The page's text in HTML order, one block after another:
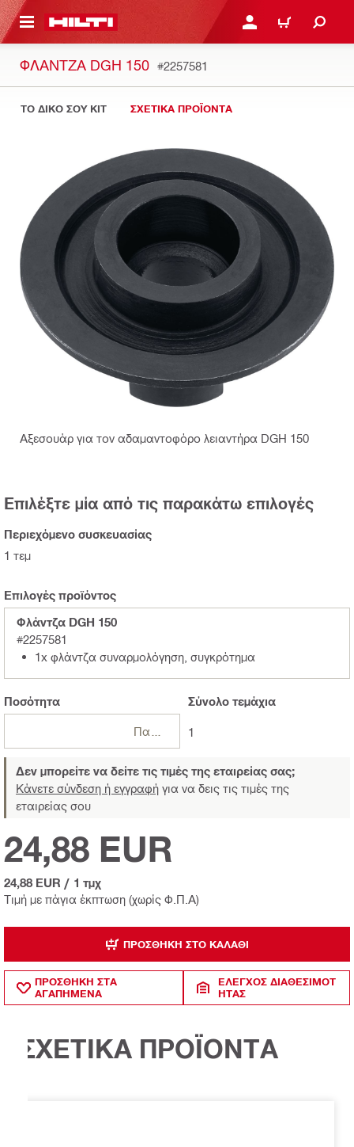
ΕΛΕΓΞΕΙΣ ΤΟ ΠΑΚΕΤΟ ΠΟΥ ΕΧΕΙΣ ΦΤΙΑΞΕΙ ΚΆΝΕ ΣΎΝΔΕΣΗ Ή
ΚΑΛΆΘΙ
ΦΛΆΝΤΖΑ DGH 150 #2257581
ΤΟ ΔΙΚΟ ΣΟΥ KIT ΣΧΕΤΙΚΑ ΠΡΟΪΟΝΤΑ
Αξεσουάρ για τον αδαμαντοφόρο λειαντήρα DGH 150
Επιλέξτε μία από τις παρακάτω επιλογές
Περιεχόμενο συσκευασίας
1 τεμ
Επιλογές προϊόντος
Φλάντζα DGH 150
#2257581
1x φλάντζα συναρμολόγηση, συγκρότημα
Ποσότητα Σύνολοτεμάχια
1
Δεν μπορείτε να δείτε τις τιμές της εταιρείας σας;
Κάνετε σύνδεση ή εγγραφή για να δεις τις τιμές της
εταιρείας σου
Τιμή με πάγια έκπτωση (χωρίς Φ.Π.Α)
24,88 EUR
24,88 EUR / 1 τμχ
ΠΡΟΣΘΉΚΗ ΣΤΟ ΚΑΛΆΘΙ
ΠΡΟΣΘΗΚΗ ΣΤΑ
ΑΓΑΠΗΜΕΝΑ
ΈΛΕΓΧΟΣ ΔΙΑΘΕΣΙΜΌΤ
ΗΤΑΣ
ΣΧΕΤΙΚΑ ΠΡΟΪΟΝΤΑ